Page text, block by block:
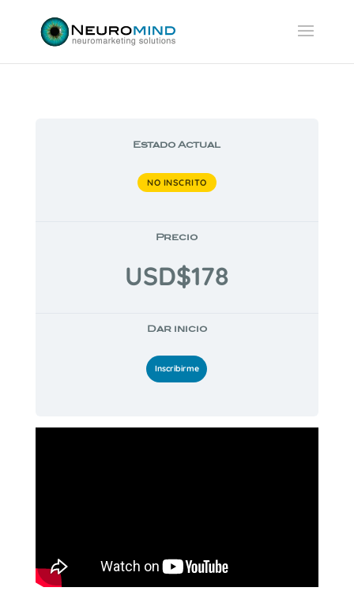
Estado Actual
NO INSCRITO
Precio
USD$178
Dar inicio
Inscribirme